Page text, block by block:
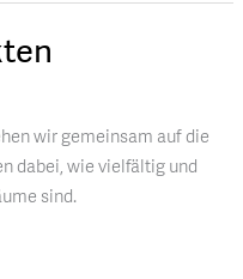
wir gemeinsam auf die
dabei, wie vielfältig und
sind.